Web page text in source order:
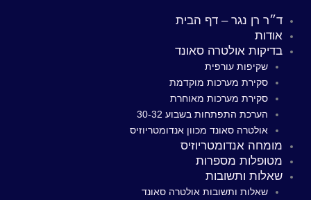
ד״ר רן נגר – דף הבית
אודות
בדיקות אולטרה סאונד
שקיפות עורפית
סקירת מערכות מוקדמת
סקירת מערכות מאוחרת
הערכת התפתחות בשבוע 30-32
אולטרה סאונד מכוון אנדומטריוזיס
מומחה אנדומטריוזיס
מטופלות מספרות
שאלות ותשובות
שאלות ותשובות אולטרה סאונד